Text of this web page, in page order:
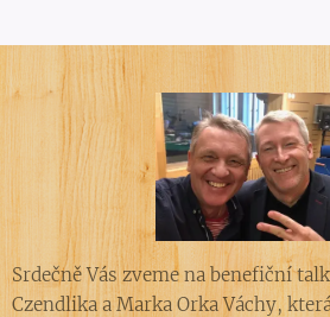
Srdečně Vás zveme na benefiční
Czendlika a Marka Orka Váchy,